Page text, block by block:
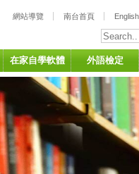
網站導覽 南台首頁
在家自學軟體 外語檢定